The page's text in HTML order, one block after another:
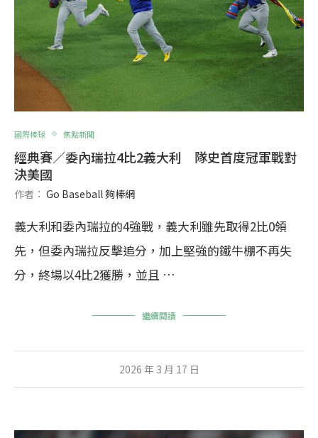
國際棒球 焦點新聞
經典賽／委內瑞拉4比2義大利 隊史首度冠軍戰對
決美國
作者： Go Baseball 夠棒網
義大利和委內瑞拉的4強戰，義大利雖先取得2比0領
先，但委內瑞拉反擊追分，加上堅強的鐵牛棚不再失
分，終場以4比2獲勝，並且 …
繼續閱讀
2026 年 3 月 17 日